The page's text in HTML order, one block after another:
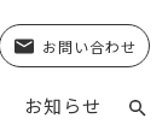
お問い合わせ
お知らせ